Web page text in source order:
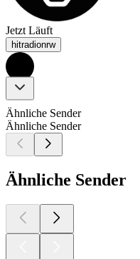
Jetzt Läuft
hitradionrw
Ähnliche Sender
Ähnliche Sender
Ähnliche Sender